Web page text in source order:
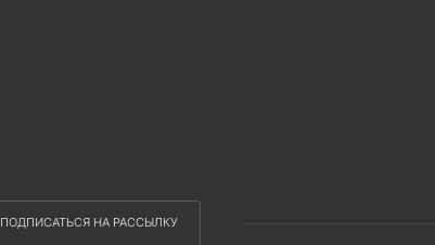
ПОДПИСАТЬСЯ НА РАССЫЛКУ